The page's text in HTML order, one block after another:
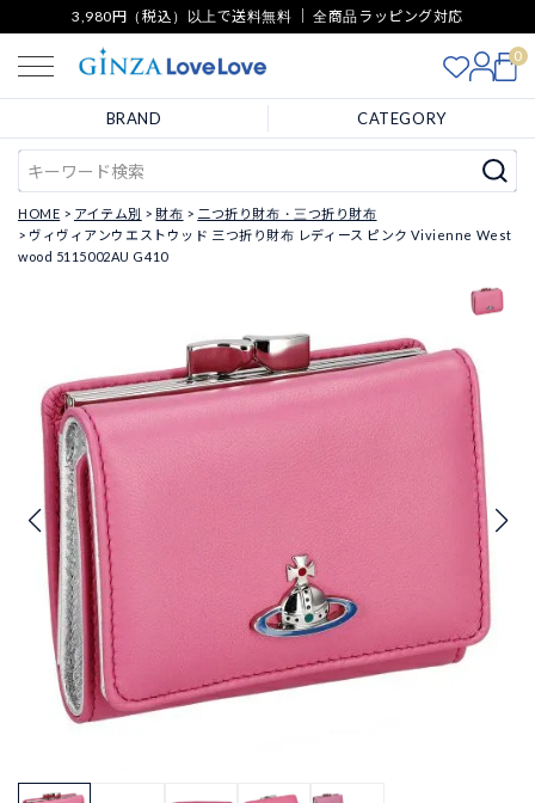
3,980円（税込）以上で送料無料 ｜ 全商品ラッピング対応
0
BRAND CATEGORY
HOME アイテム別 財布
二つ折り財布・三つ折り財布
ヴィヴィアンウエストウッド 三つ折り財布 レディース ピンク Vivienne West
wood 5115002AU G410